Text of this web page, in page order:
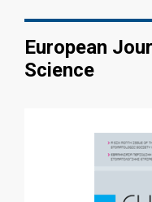
European
Science